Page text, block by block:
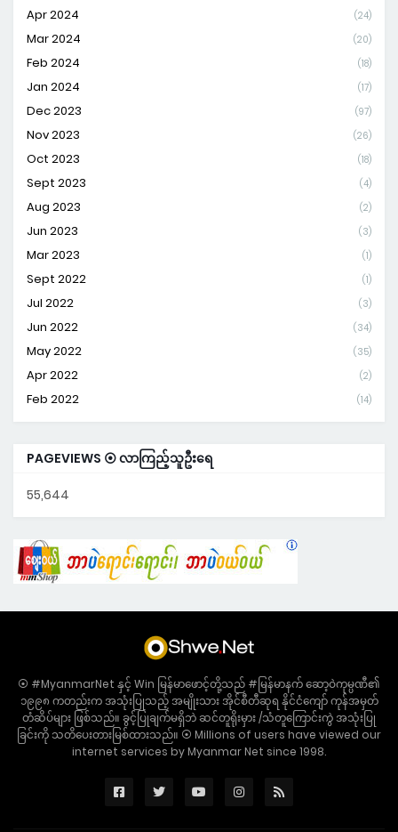
Apr 2024 (24)
Mar 2024 (20)
Feb 2024 (18)
Jan 2024 (17)
Dec 2023 (97)
Nov 2023 (26)
Oct 2023 (18)
Sept 2023 (4)
Aug 2023 (2)
Jun 2023 (3)
Mar 2023 (1)
Sept 2022 (1)
Jul 2022 (3)
Jun 2022 (34)
May 2022 (35)
Apr 2022 (2)
Feb 2022 (14)
PAGEVIEWS ⦿ လာကြည့်သူဦးရေ
55,644
⦿ #MyanmarNet နှင့် Win မြန်မာဖောင့်တို့သည် #မြန်မာနက် ဆော့ဝဲကုမ္ပဏီ၏
၁၉၉၈ ကတည်းက အသုံးပြုသည့် အမျိုးသား အိုင်စီတီဆုရ နိုင်ငံကျော် ကုန်အမှတ်
တံဆိပ်များ ဖြစ်သည်။ ခွင့်ပြုချက်မရှိဘဲ ဆင်တူရိုးမှား /သံတူကြောင်းကွဲ အသုံးပြု
ခြင်းကို သတိပေးတားမြစ်ထားသည်။ ⦿ Millions of users have viewed our
internet services by Myanmar Net since 1998.